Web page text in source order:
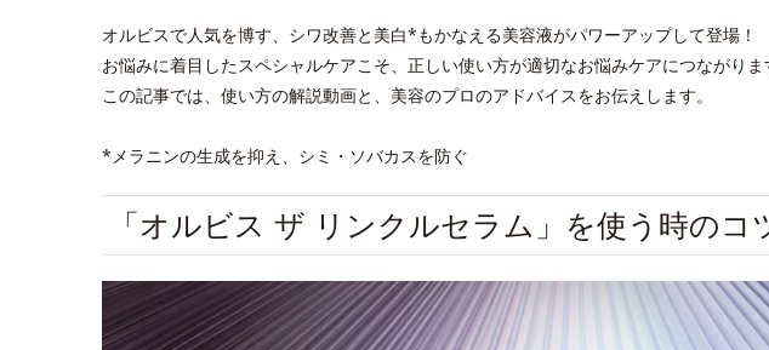
オルビスで人気を博す、シワ改善と美白*もかなえる美容液がパワーアップして登場！
お悩みに着目したスペシャルケアこそ、正しい使い方が適切なお悩みケアにつながりま
この記事では、使い方の解説動画と、美容のプロのアドバイスをお伝えします。
*メラニンの生成を抑え、シミ・ソバカスを防ぐ
「オルビス ザ リンクルセラム」を使う時のコ